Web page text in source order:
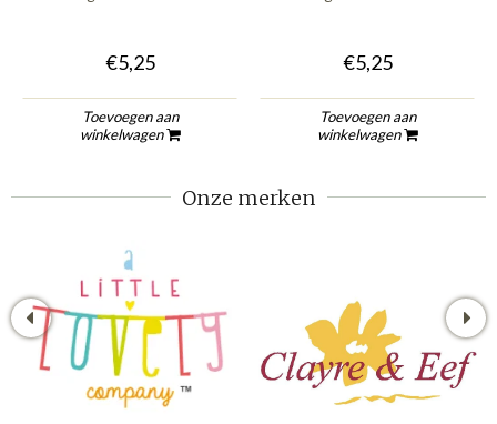
€5,25
Toevoegen aan
winkelwagen
€5,25
Toevoegen aan
winkelwagen
Onze merken